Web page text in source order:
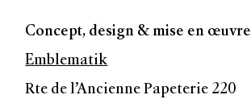
Concept, design & mise en œuvre
Emblematik
Rte de l’Ancienne Papeterie 220